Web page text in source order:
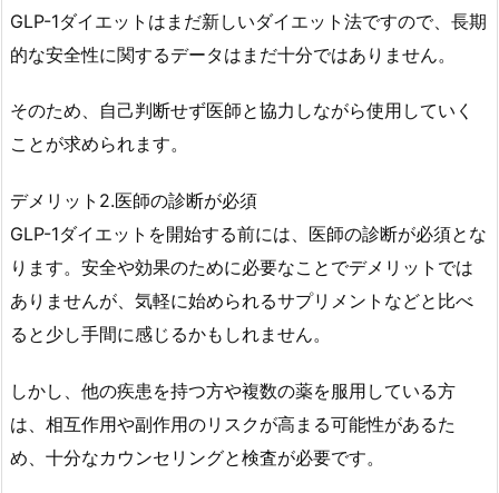
的
違
む
生
の
医
ダ
イ
エ
GLP-1ダイエットはまだ新しいダイエット法ですので、長期
的な安全性に関するデータはまだ十分ではありません。
そのため、自己判断せず医師と協力しながら使用していく
ことが求められます。
デメリット2.医師の診断が必須
GLP-1ダイエットを開始する前には、医師の診断が必須とな
ります。安全や効果のために必要なことでデメリットでは
ありませんが、気軽に始められるサプリメントなどと比べ
ると少し手間に感じるかもしれません。
しかし、他の疾患を持つ方や複数の薬を服用している方
は、相互作用や副作用のリスクが高まる可能性があるた
め、十分なカウンセリングと検査が必要です。